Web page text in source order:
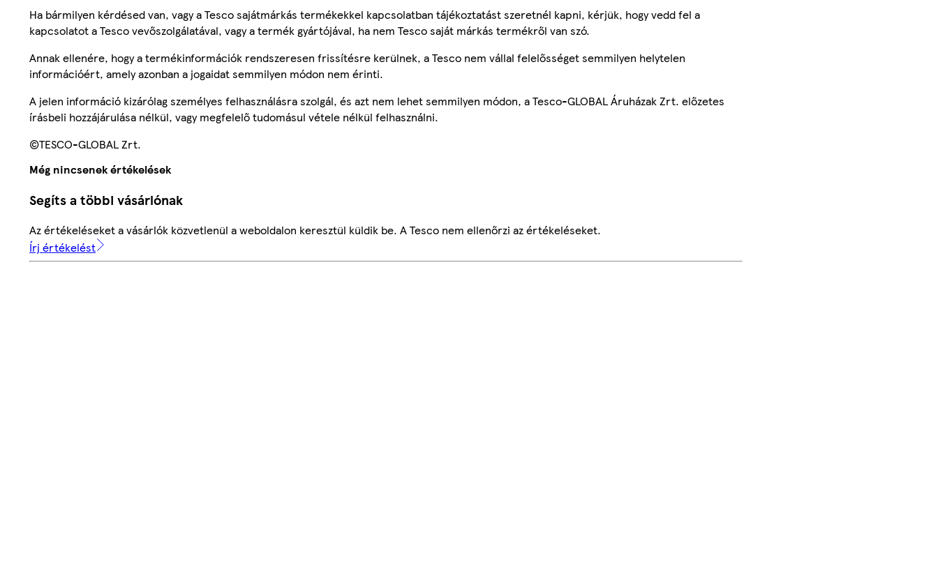
Ha bármilyen kérdésed van, vagy a Tesco sajátmárkás termékekkel kapcsolatban tájékoztatást szeretnél kapni, kérjük, hogy vedd fel a
kapcsolatot a Tesco vevőszolgálatával, vagy a termék gyártójával, ha nem Tesco saját márkás termékről van szó.
Annak ellenére, hogy a termékinformációk rendszeresen frissítésre kerülnek, a Tesco nem vállal felelősséget semmilyen helytelen
információért, amely azonban a jogaidat semmilyen módon nem érinti.
A jelen információ kizárólag személyes felhasználásra szolgál, és azt nem lehet semmilyen módon, a Tesco-GLOBAL Áruházak Zrt. előzetes
írásbeli hozzájárulása nélkül, vagy megfelelő tudomásul vétele nélkül felhasználni.
©TESCO-GLOBAL Zrt.
Még nincsenek értékelések
Segíts a többi vásárlónak
Az értékeléseket a vásárlók közvetlenül a weboldalon keresztül küldik be. A Tesco nem ellenőrzi az értékeléseket.
Írj értékelést